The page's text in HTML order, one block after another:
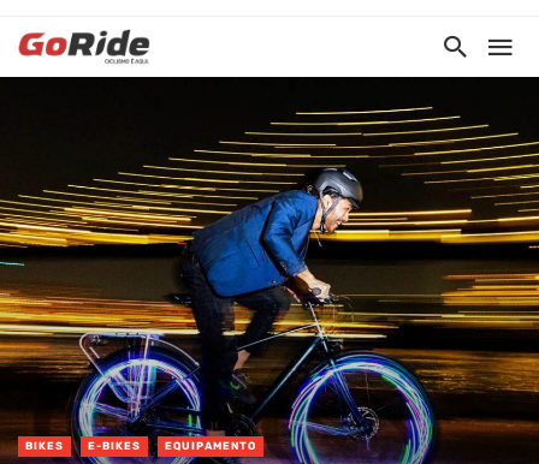
BIKES E-BIKES EQUIPAMENTO